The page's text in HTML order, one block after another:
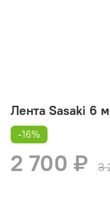
Лента Sasaki 6
-16%
2 700 ₽ 3